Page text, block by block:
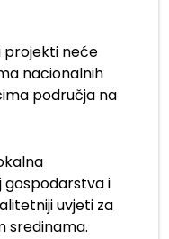
projekti neće
nacionalnih
područja na
i
uvjeti za
sredinama.